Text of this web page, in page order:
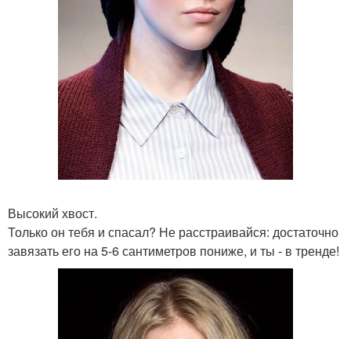
Высокий хвост.
Только он тебя и спасал? Не расстраивайся: достаточно
завязать его на 5-6 сантиметров пониже, и ты - в тренде!